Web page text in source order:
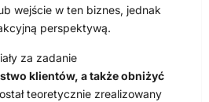
wejście w ten biznes, jednak
perspektywą.
za zadanie
klientów, a także obniżyć
teoretycznie zrealizowany